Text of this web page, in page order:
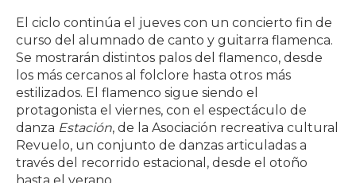
El ciclo continúa el jueves con un concierto fin de
curso del alumnado de canto y guitarra flamenca.
Se mostrarán distintos palos del flamenco, desde
los más cercanos al folclore hasta otros más
estilizados. El flamenco sigue siendo el
protagonista el viernes, con el espectáculo de
danza Estación, de la Asociación recreativa cultural
Revuelo, un conjunto de danzas articuladas a
través del recorrido estacional, desde el otoño
hasta el verano.